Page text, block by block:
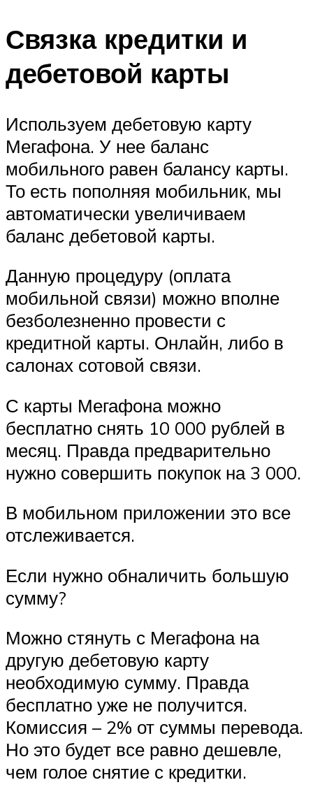
Связка кредитки и
дебетовой карты
Используем дебетовую карту
Мегафона. У нее баланс
мобильного равен балансу карты.
То есть пополняя мобильник, мы
автоматически увеличиваем
баланс дебетовой карты.
Данную процедуру (оплата
мобильной связи) можно вполне
безболезненно провести с
кредитной карты. Онлайн, либо в
салонах сотовой связи.
С карты Мегафона можно
бесплатно снять 10 000 рублей в
месяц. Правда предварительно
нужно совершить покупок на 3 000.
В мобильном приложении это все
отслеживается.
Если нужно обналичить большую
сумму?
Можно стянуть с Мегафона на
другую дебетовую карту
необходимую сумму. Правда
бесплатно уже не получится.
Комиссия – 2% от суммы перевода.
Но это будет все равно дешевле,
чем голое снятие с кредитки.